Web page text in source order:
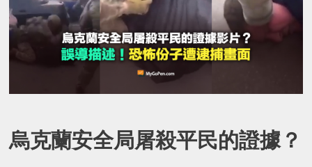
烏克蘭安全局屠殺平民的證據？